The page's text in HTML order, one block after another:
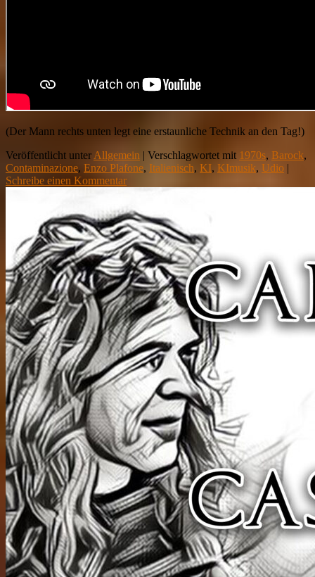
(Der Mann rechts unten legt eine erstaunliche Technik an den Tag!)
Veröffentlicht unter Allgemein | Verschlagwortet mit 1970s, Barock,
Contaminazione, Enzo Plafone, Italienisch, KI, KImusik, Udio |
Schreibe einen Kommentar